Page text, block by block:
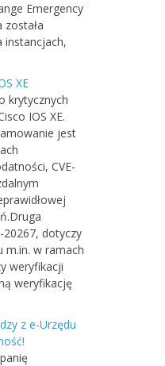
Emergency
została
instancjach,
XE
krytycznych
IOS XE.
jest
CVE-
20267, dotyczy
m.in. w ramach
weryfikacji
weryfikację
z e-Urzędu